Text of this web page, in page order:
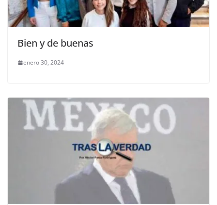
Bien y de buenas
enero 30, 2024